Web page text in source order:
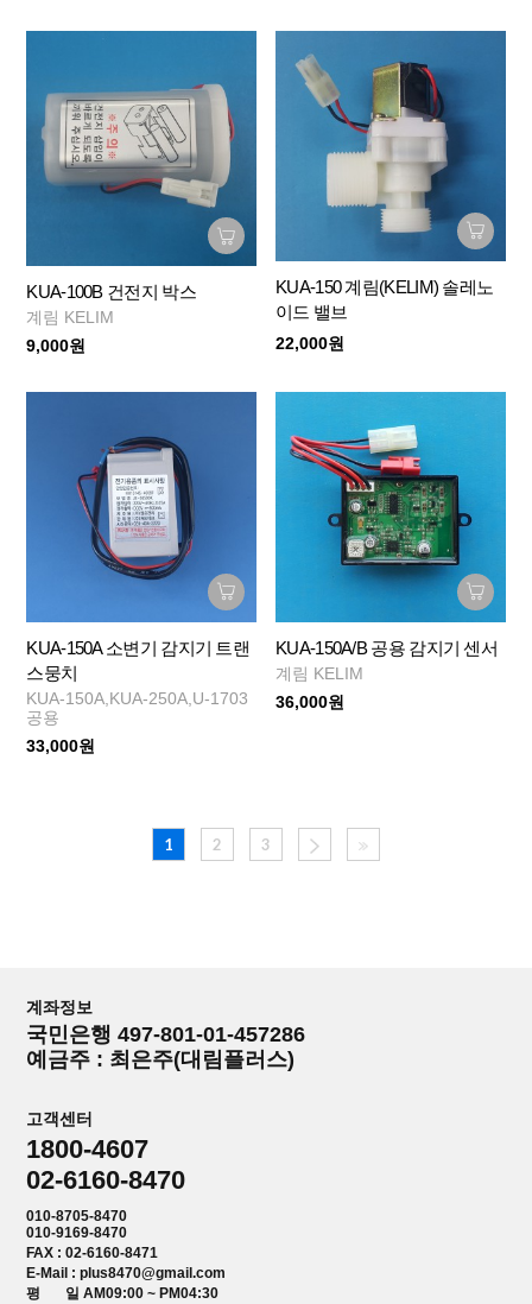
KUA-100B 건전지 박스
계림 KELIM
9,000원
KUA-150 계림(KELIM) 솔레노
이드 밸브
22,000원
KUA-150A 소변기 감지기 트랜
스뭉치
KUA-150A,KUA-250A,U-1703
공용
33,000원
KUA-150A/B 공용 감지기 센서
계림 KELIM
36,000원
1 2 3
계좌정보
국민은행 497-801-01-457286
예금주 : 최은주(대림플러스)
고객센터
1800-4607
02-6160-8470
010-8705-8470
010-9169-8470
FAX : 02-6160-8471
E-Mail : plus8470@gmail.com
평 일 AM09:00 ~ PM04:30